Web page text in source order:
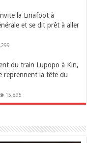
la Linafoot à
et se dit prêt à aller
du train Lupopo à Kin,
reprennent la tête du
15,895